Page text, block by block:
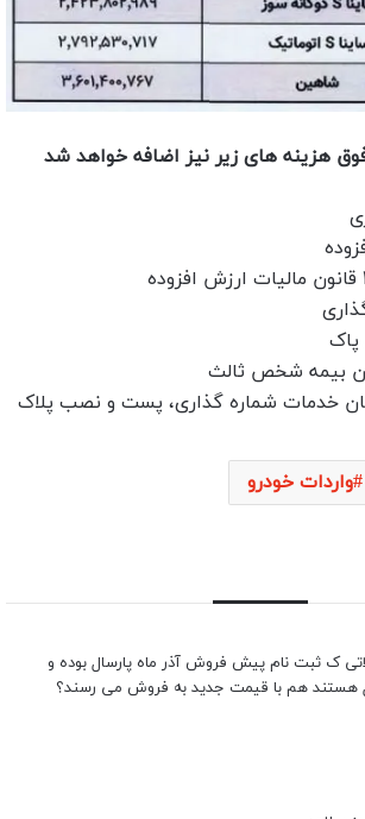
هزینه های زیر نیز اضافه خواهد شد
واردات خودرو
ک ثبت نام پیش فروش آذر ماه پارسال بوده و
هستند هم با قیمت جدید به فروش می رسند؟